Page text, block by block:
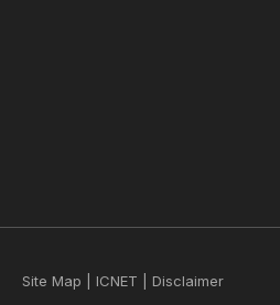
Site Map ICNET
Disclaimer